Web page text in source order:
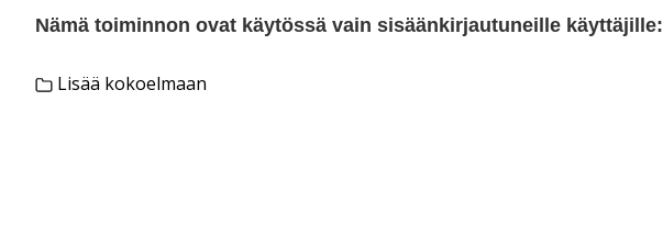
Nämä toiminnon ovat käytössä vain sisäänkirjautuneille käyttäjille:
Lisää kokoelmaan